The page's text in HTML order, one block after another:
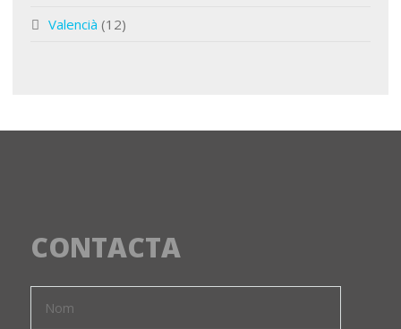
Valencià (12)
CONTACTA